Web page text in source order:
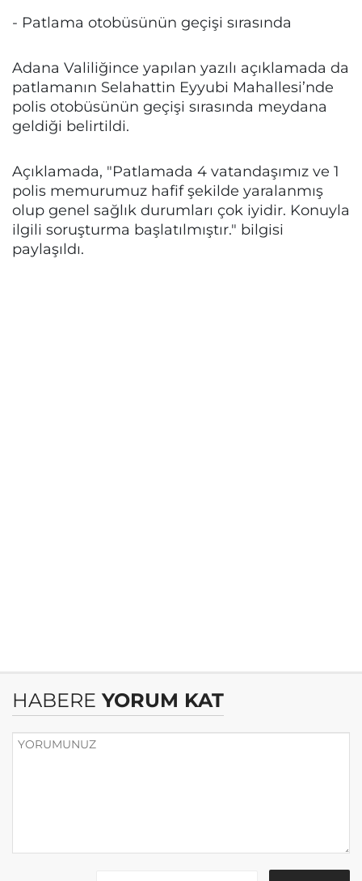
- Patlama otobüsünün geçişi sırasında
Adana Valiliğince yapılan yazılı açıklamada da
patlamanın Selahattin Eyyubi Mahallesi’nde
polis otobüsünün geçişi sırasında meydana
geldiği belirtildi.
Açıklamada, "Patlamada 4 vatandaşımız ve 1
polis memurumuz hafif şekilde yaralanmış
olup genel sağlık durumları çok iyidir. Konuyla
ilgili soruşturma başlatılmıştır." bilgisi
paylaşıldı.
HABERE YORUM KAT